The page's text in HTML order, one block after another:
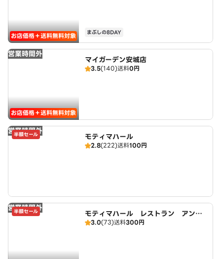
お店価格＋送料無料対象 まぶしの8DAY
営業時間外
お店価格＋送料無料対象
マイガーデン安城店
3.5(140)送料0円
営業時間外
半額セール モティマハール
2.8(222)送料100円
営業時間外
半額セール
モティマハール レストラン アンド
バー
3.0(73)送料300円